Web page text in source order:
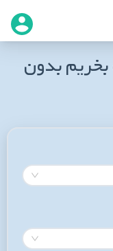
بدون